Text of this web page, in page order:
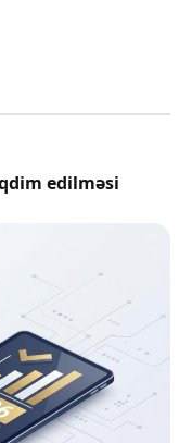
edilməsi